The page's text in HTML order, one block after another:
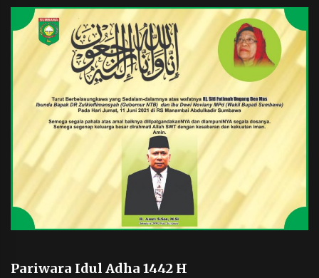
Pariwara Idul Adha 1442 H